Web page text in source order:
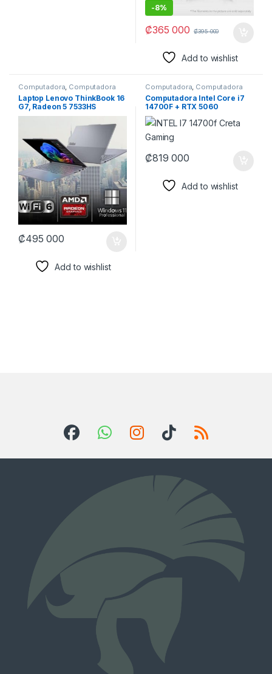
-8%
₡365 000 ₡395 000
Add to wishlist
Computadora, Computadora
CRETA Inglés Laptop , Laptops,
LENOVO INGLES
Laptop Lenovo ThinkBook 16
G7, Radeon 5 7533HS
₡495 000
Add to wishlist
Computadora, Computadora
CRETA
Computadora Intel Core i7
14700F + RTX 5060
₡819 000
Add to wishlist